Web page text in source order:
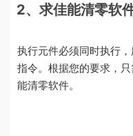
2、求佳能清零软
执行元件必须同时执行
指令。根据您的要求，
能清零软件。